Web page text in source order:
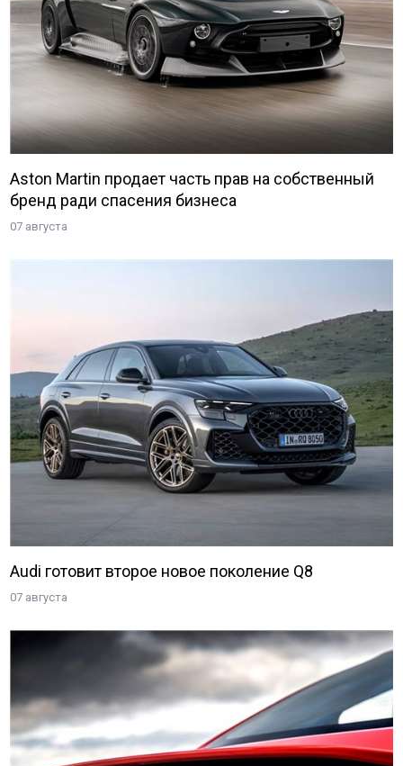
Aston Martin продает часть прав на собственный
бренд ради спасения бизнеса
07 августа
Audi готовит второе новое поколение Q8
07 августа